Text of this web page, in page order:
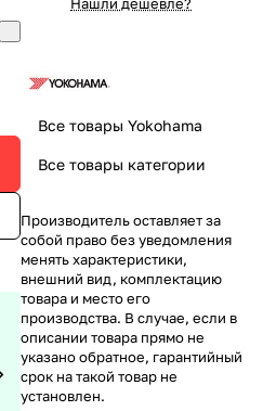
Все товары Yokohama
Все товары категории
Производитель оставляет за
собой право без уведомления
менять характеристики,
внешний вид, комплектацию
товара и место его
производства. В случае, если в
описании товара прямо не
указано обратное, гарантийный
срок на такой товар не
установлен.